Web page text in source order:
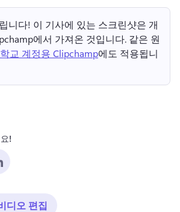
니다! 이 기사에 있는 스크린샷은 개
에서 가져온 것입니다. 같은 원
교 계정용 Clipchamp에도 적용됩니
!
디오 편집